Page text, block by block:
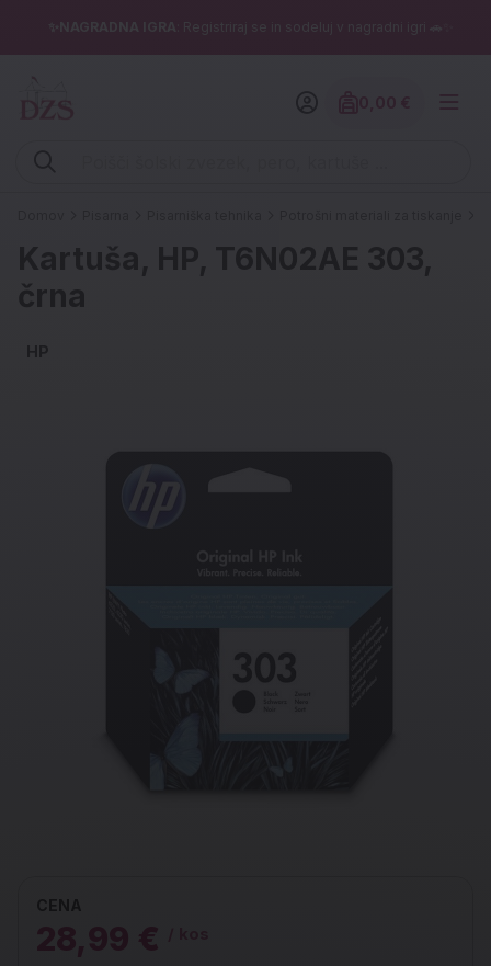
✨NAGRADNA IGRA : Registriraj se in sodeluj v nagradni igri 🚗✨
Vpišite iskalni niz (šolski zvezek, pero, kartuše ...)
Kartuša, HP, T6N02AE 303,
črna
HP
CENA
28,99 €